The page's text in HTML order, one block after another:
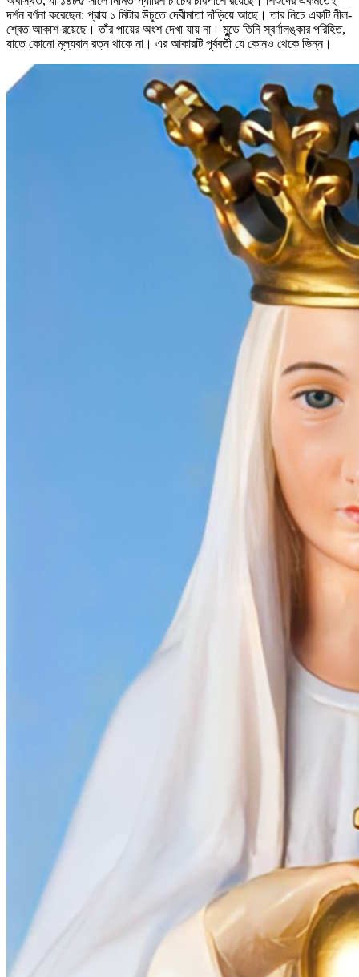
দর্শন বর্ণনা করেছেন: প্রায় ১ মিটার উঁচুতে দেবীমাতা দাঁড়িয়ে আছে। তার নিচে একটি নীল-
শ্বেত আকাশ রয়েছে। তাঁর পায়ের অংশ দেখা যায় না। মুন্ডে তিনি স্বর্ণালঙ্কার পরিহিত,
যাতে কোনো মূল্যবান রত্ন থাকে না। এর আকারটি পূর্ববর্তী যে কোনও থেকে ভিন্ন।